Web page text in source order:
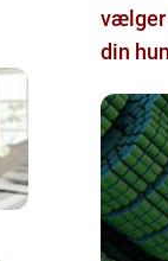
vælger
din